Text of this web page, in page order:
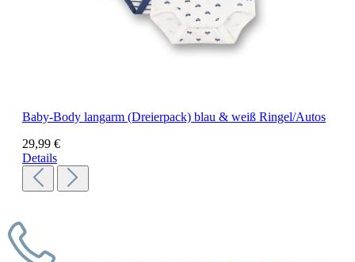
Baby-Body langarm (Dreierpack) blau & weiß Ringel/Autos
29,99 €
Details